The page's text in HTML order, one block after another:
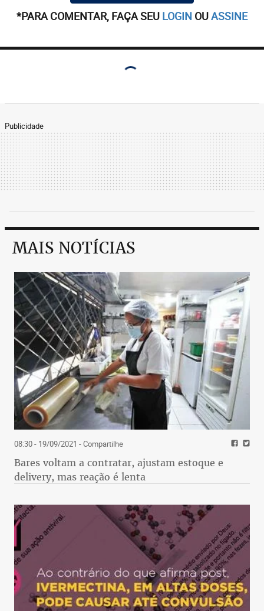
*PARA COMENTAR, FAÇA SEU LOGIN OUASSINE
Publicidade
MAIS NOTÍCIAS
08:30 - 19/09/2021 - Compartilhe
Bares voltam a contratar, ajustam estoque e
delivery, mas reação é lenta